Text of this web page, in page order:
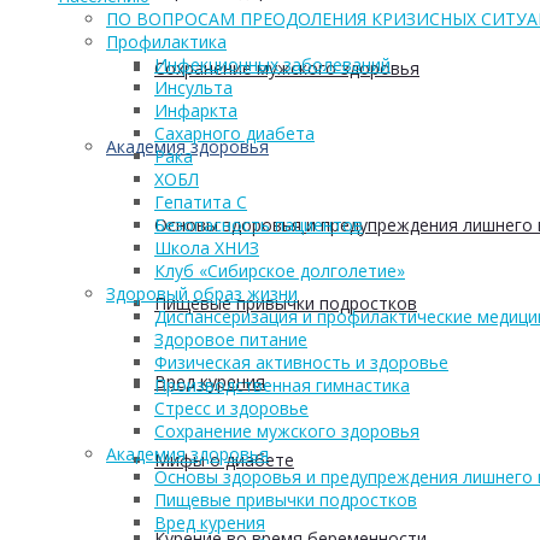
Сохранение мужского здоровья
Академия здоровья
Основы здоровья и предупреждения лишнего
Пищевые привычки подростков
Вред курения
Мифы о диабете
ПО ВОПРОСАМ ПРЕОДОЛЕНИЯ КРИЗИСНЫХ
Профилактика
Инфекционных заболеваний
Инсульта
Инфаркта
Сахарного диабета
Рака
ХОБЛ
Гепатита С
Безопасность пациентов
Школа ХНИЗ
Клуб «Сибирское долголетие»
Здоровый образ жизни
Диспансеризация и профилактические
Здоровое питание
Физическая активность и здоровье
Производственная гимнастика
Стресс и здоровье
Сохранение мужского здоровья
Академия здоровья
Основы здоровья и предупреждения лишнего
Пищевые привычки подростков
Вред курения